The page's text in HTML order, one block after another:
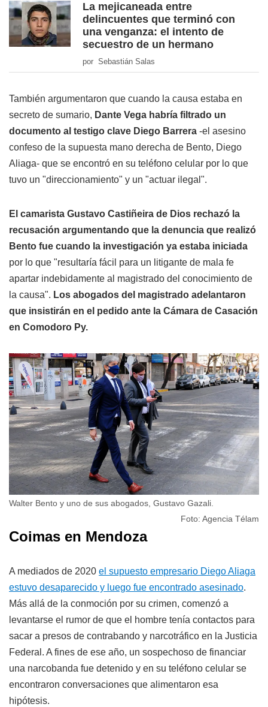
La mejicaneada entre
delincuentes que terminó con
una venganza: el intento de
secuestro de un hermano
por Sebastián Salas
También argumentaron que cuando la causa estaba en
secreto de sumario, Dante Vega habría filtrado un
documento al testigo clave Diego Barrera -el asesino
confeso de la supuesta mano derecha de Bento, Diego
Aliaga- que se encontró en su teléfono celular por lo que
tuvo un "direccionamiento" y un "actuar ilegal".
El camarista Gustavo Castiñeira de Dios rechazó la
recusación argumentando que la denuncia que realizó
Bento fue cuando la investigación ya estaba iniciada
por lo que "resultaría fácil para un litigante de mala fe
apartar indebidamente al magistrado del conocimiento de
la causa". Los abogados del magistrado adelantaron
que insistirán en el pedido ante la Cámara de Casación
en Comodoro Py.
Walter Bento y uno de sus abogados, Gustavo Gazali.
Foto: Agencia Télam
Coimas en Mendoza
A mediados de 2020 el supuesto empresario Diego Aliaga
estuvo desaparecido y luego fue encontrado asesinado.
Más allá de la conmoción por su crimen, comenzó a
levantarse el rumor de que el hombre tenía contactos para
sacar a presos de contrabando y narcotráfico en la Justicia
Federal. A fines de ese año, un sospechoso de financiar
una narcobanda fue detenido y en su teléfono celular se
encontraron conversaciones que alimentaron esa
hipótesis.